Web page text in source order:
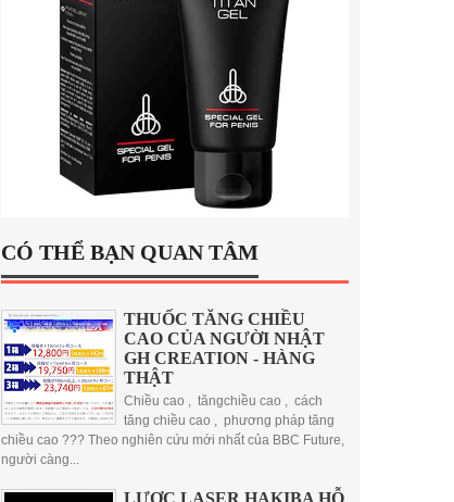
CÓ THỂ BẠN QUAN TÂM
THUỐC TĂNG CHIỀU
CAO CỦA NGƯỜI NHẬT
GH CREATION - HÀNG
THẬT
Chiều cao , tăngchiều cao , cách
tăng chiều cao , phương pháp tăng
chiều cao ??? Theo nghiên cứu mới nhất của BBC Future,
người càng...